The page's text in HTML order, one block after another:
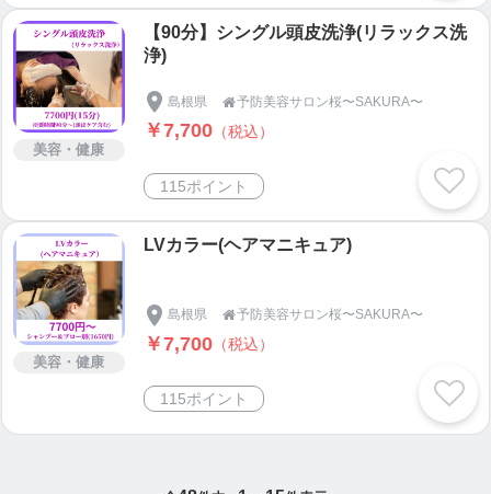
美容・健康
【90分】シングル頭皮洗浄(リラックス洗
浄)
島根県 予防美容サロン桜〜SAKURA〜
￥7,700 （税込）
115ポイント
美容・健康
LVカラー(ヘアマニキュア)
島根県 予防美容サロン桜〜SAKURA〜
￥7,700 （税込）
115ポイント